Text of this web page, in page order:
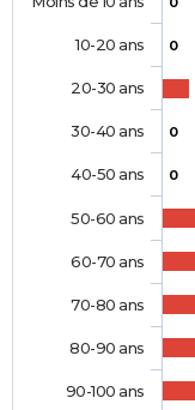
0
0
0
10-20 ans
20-30 ans
30-40 ans
40-50 ans
50-60 ans
60-70 ans
70-80 ans
80-90 ans
90-100 ans